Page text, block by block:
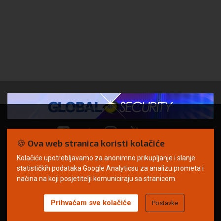
© Copyright 2026. | ARILEO
Uvjeti korištenja Politika privatnosti
Impressum
🍪 Ova web stranica koristi kolačiće
Kolačiće upotrebljavamo za anonimno prikupljanje i slanje
statističkih podataka Google Analyticsu za analizu prometa i
načina na koji posjetitelji komuniciraju sa stranicom.
Prihvaćam sve kolačiće Postavke